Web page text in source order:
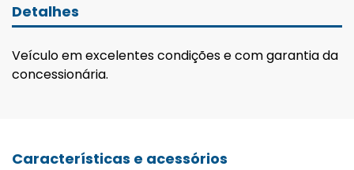
Detalhes
Veículo em excelentes condições e com garantia da
concessionária.
Características e acessórios